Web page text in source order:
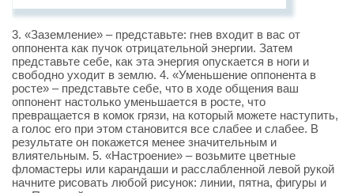
3. «Заземление» – представьте: гнев входит в вас от
оппонента как пучок отрицательной энергии. Затем
представьте себе, как эта энергия опускается в ноги и
свободно уходит в землю. 4. «Уменьшение оппонента в
росте» – представьте себе, что в ходе общения ваш
оппонент настолько уменьшается в росте, что
превращается в комок грязи, на который можете наступить,
а голос его при этом становится все слабее и слабее. В
результате он покажется менее значительным и
влиятельным. 5. «Настроение» – возьмите цветные
фломастеры или карандаши и расслабленной левой рукой
начните рисовать любой рисунок: линии, пятна, фигуры и